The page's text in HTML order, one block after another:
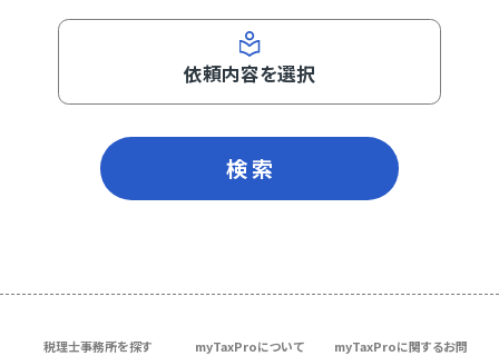
依頼内容を選択
検 索
税理士事務所を探す myTaxProについて
myTaxProに関するお問